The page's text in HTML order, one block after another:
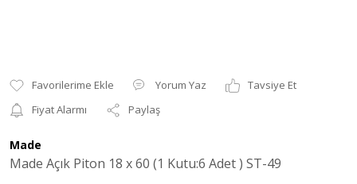
Yorum Yaz
Tavsiye Et
Fiyat Alarmı
Paylaş
Made
Made Açık Piton 18 x 60 (1 Kutu:6 Adet ) ST-49